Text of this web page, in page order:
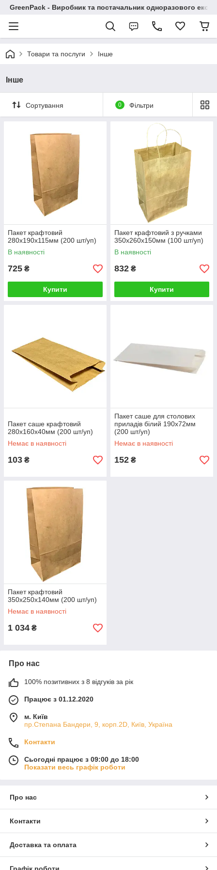
GreenPack - Виробник та постачальник одноразового еко-
Товари та послуги Інше
Інше
Сортування 0 Фільтри
Пакет крафтовий
280х190х115мм (200 шт/уп)
В наявності
725 ₴
Купити
Пакет крафтовий з ручками
350х260х150мм (100 шт/уп)
В наявності
832 ₴
Купити
Пакет саше крафтовий
280х160х40мм (200 шт/уп)
Немає в наявності
103 ₴
Пакет саше для столових
приладів білий 190х72мм
(200 шт/уп)
Немає в наявності
152 ₴
Пакет крафтовий
350х250х140мм (200 шт/уп)
Немає в наявності
1 034 ₴
Про нас
100% позитивних з 8 відгуків за рік
Працює з 01.12.2020
м. Київ
пр.Степана Бандери, 9, корп.2D, Київ, Україна
Контакти
Сьогодні працює з 09:00 до 18:00
Показати весь графік роботи
Про нас
Контакти
Доставка та оплата